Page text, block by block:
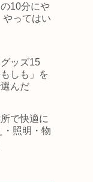
10分にや
やってはい
ッズ15
しも」を
んだ
で快適に
・照明・物